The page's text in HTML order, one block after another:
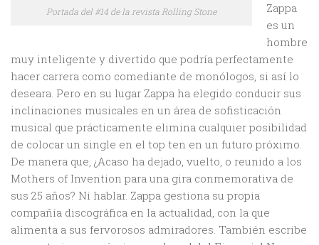
Portada del #14 de la revista Rolling Stone
Zappa
es un
hombre
muy inteligente y divertido que podría perfectamente
hacer carrera como comediante de monólogos, si así lo
deseara. Pero en su lugar Zappa ha elegido conducir sus
inclinaciones musicales en un área de sofisticación
musical que prácticamente elimina cualquier posibilidad
de colocar un single en el top ten en un futuro próximo.
De manera que, ¿Acaso ha dejado, vuelto, o reunido a los
Mothers of Invention para una gira conmemorativa de
sus 25 años? Ni hablar. Zappa gestiona su propia
compañía discográfica en la actualidad, con la que
alimenta a sus fervorosos admiradores. También escribe